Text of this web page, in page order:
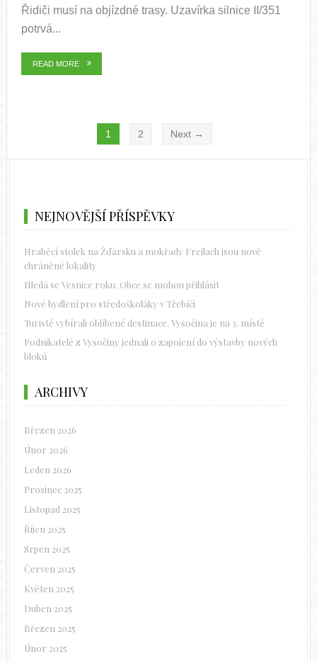
Řidiči musí na objízdné trasy. Uzavírka silnice II/351
potrvá...
READ MORE
1 2 Next →
NEJNOVĚJŠÍ PŘÍSPĚVKY
Hraběcí stolek na Žďársku a mokřady Frejlach jsou nově
chráněné lokality
Hledá se Vesnice roku. Obce se mohou přihlásit
Nové bydlení pro středoškoláky v Třebíči
Turisté vybírali oblíbené destinace. Vysočina je na 3. místě
Podnikatelé z Vysočiny jednali o zapojení do výstavby nových
bloků
ARCHIVY
Březen 2026
Únor 2026
Leden 2026
Prosinec 2025
Listopad 2025
Říjen 2025
Srpen 2025
Červen 2025
Květen 2025
Duben 2025
Březen 2025
Únor 2025